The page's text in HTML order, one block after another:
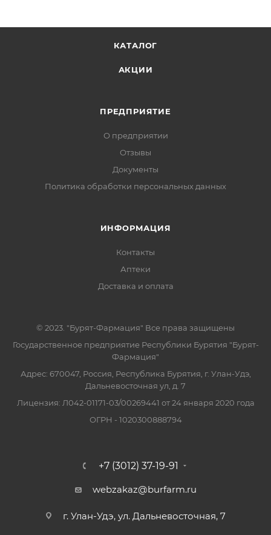
КАТАЛОГ
АКЦИИ
ПРЕДПРИЯТИЕ
О предприятии
Отзывы
Документы
Политика обработки персональных данных
ИНФОРМАЦИЯ
Контакты
Аптеки
Доставка и оплата
© 2023. "Бурят-Фармация" Все права защищены
Государственное предприятие Республики Бурятия "Бурят-
Фармация"
Адрес: 670047, Россия, Республика Бурятия, г. Улан-Удэ,
Дальневосточная ул, д. 7
Лицензия: Л042-01171-03/00269441 от 24 января 2020 года
ОГРН - 1020300888794
+7 (3012) 37-19-91
webzakaz@burfarm.ru
г. Улан-Удэ, ул. Дальневосточная, 7